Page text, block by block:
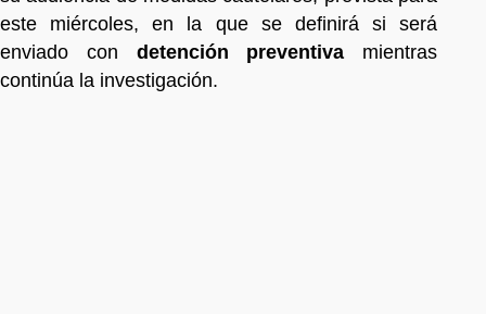
este miércoles, en la que se definirá si será
enviado con detención preventiva mientras
continúa la investigación.